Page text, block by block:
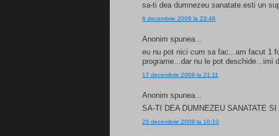
sa-ti dea dumnezeu sanatate.esti un
6 decembrie 2009 la 23:48
Anonim spunea...
eu nu pot nici cum sa fac...am facut 1
programe...dar nu le pot deschide...imi
17 decembrie 2009 la 21:11
Anonim spunea...
SA-TI DEA DUMNEZEU SANATATE
25 decembrie 2009 la 10:10